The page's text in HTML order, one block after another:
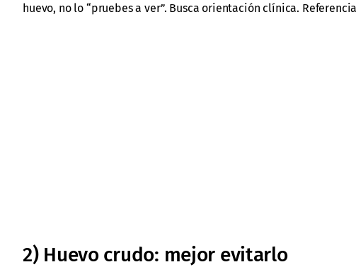
huevo, no lo “pruebes a ver”. Busca orientación clínica.
2) Huevo crudo: mejor evitarlo